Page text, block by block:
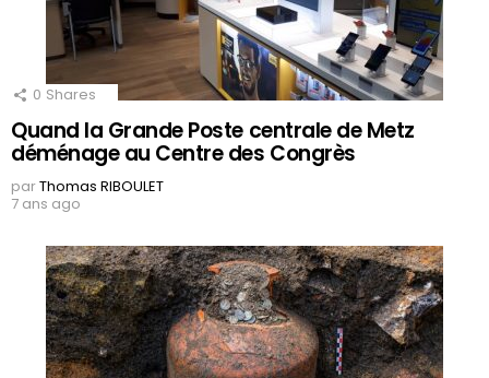
0 Shares
Quand la Grande Poste centrale de Metz
déménage au Centre des Congrès
parThomas RIBOULET
7 ans ago